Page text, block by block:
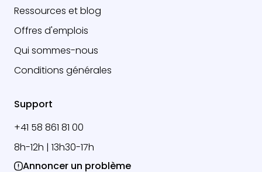
Ressources et blog
Offres d'emplois
Qui sommes-nous
Conditions générales
Support
+41 58 861 81 00
8h-12h | 13h30-17h
Annoncer un problème